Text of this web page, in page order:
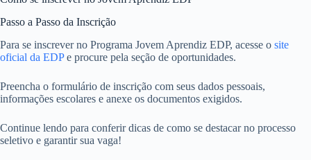
Passo a Passo da Inscrição
Para se inscrever no Programa Jovem Aprendiz EDP, acesse o site
oficial da EDPe procure pela seção de oportunidades.
Preencha o formulário de inscrição com seus dados pessoais,
informações escolares e anexe os documentos exigidos.
Continue lendo para conferir dicas de como se destacar no processo
seletivo e garantir sua vaga!